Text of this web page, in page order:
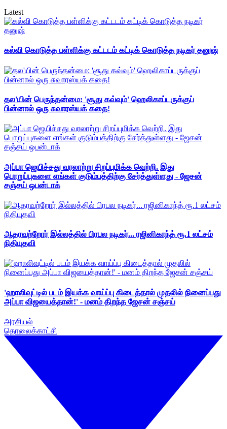
Latest
கல்வி கொடுத்த பள்ளிக்கு கட்டடம் கட்டிக் கொடுத்த நடிகர் தனுஷ்
தல'யின் பெருந்தன்மை: 'சூது கவ்வும்' ஹெலிகாப்டருக்குப்
பின்னால் ஒரு சுவாரஸ்யக் கதை!
அப்பா ஜெயிச்சது வரலாற்று சிறப்புமிக்க வெற்றி. இது
பொறுப்புகளை எங்கள் குடும்பத்திற்கு சேர்த்துள்ளது - ஜேசன்
சஞ்சய் ஒபன்டாக்
ஆதரவற்றோர் இல்லத்தில் பிரபல நடிகர்... ரஜினிகாந்த் ரூ.1 லட்சம்
நிதியுதவி
'ஹாலிவுட்டில் படம் இயக்க வாய்ப்பு கிடைத்தால் முதலில் நினைப்பது
அப்பா விஜயைத்தான்!' - மனம் திறந்த ஜேசன் சஞ்சய்
அரசியல்
தொலைக்காட்சி